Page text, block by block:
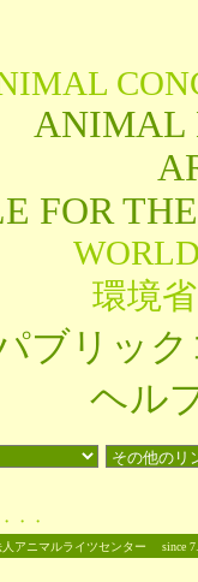
ANIMAL
FOR
環境
ブリッ
ヘル
・・
アニマルライツセンター since